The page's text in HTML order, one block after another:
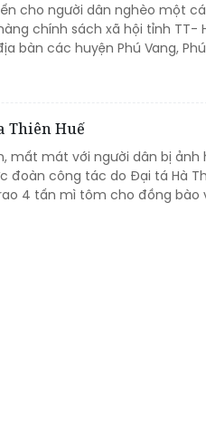
cho người dân nghèo một
chính sách xã hội tỉnh TT-
bàn các huyện Phú Vang,
Thiên Huế
mất mát với người dân bị ảnh
đoàn công tác do Đại tá Hà
4 tấn mì tôm cho đồng bào